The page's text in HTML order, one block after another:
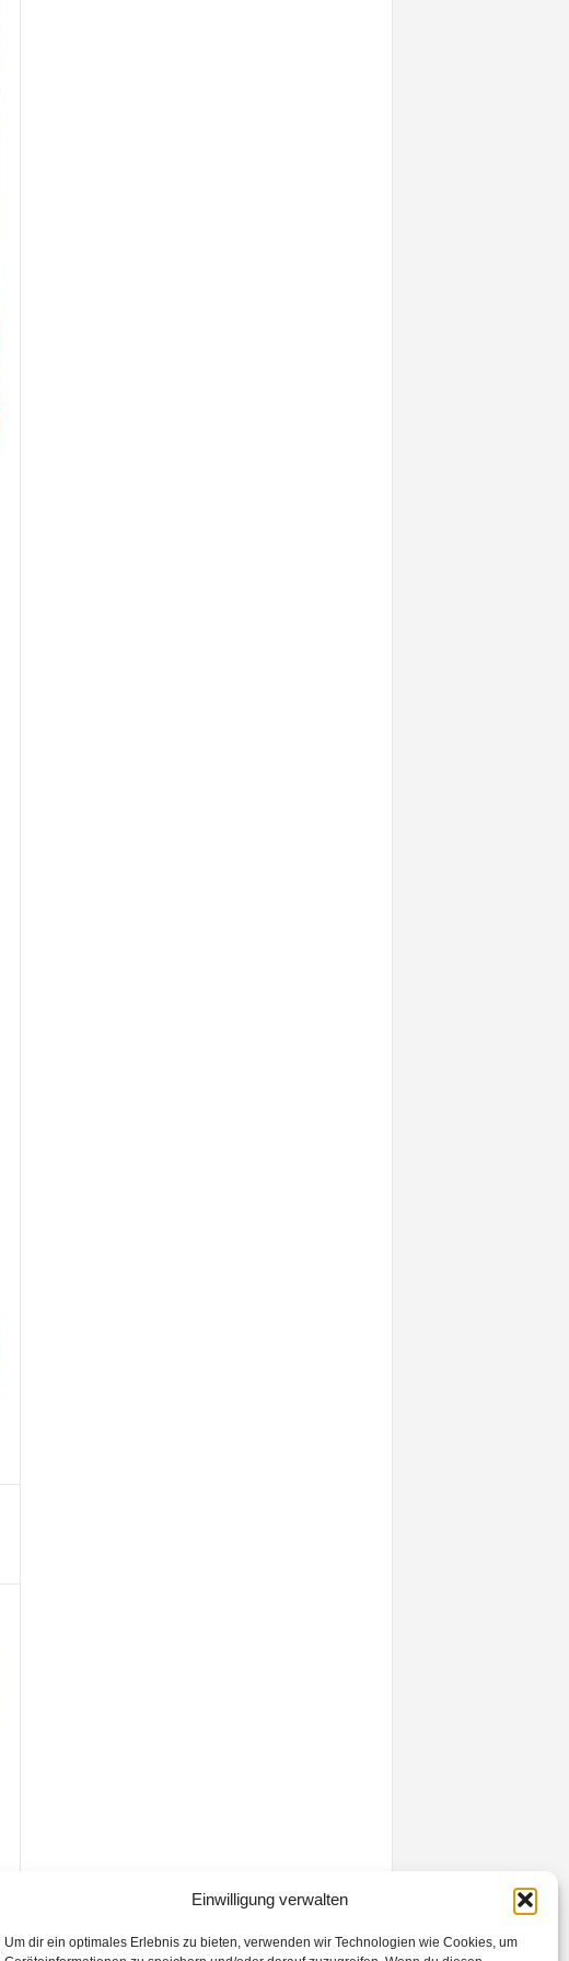
Einwilligung verwalten
Um dir ein optimales Erlebnis zu bieten, verwenden wir Technologien wie Cookies, um